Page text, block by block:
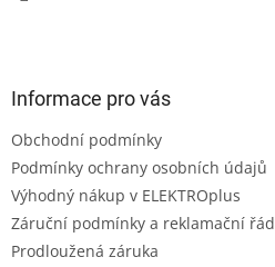
Informace pro vás
Obchodní podmínky
Podmínky ochrany osobních údajů
Výhodný nákup v ELEKTROplus
Záruční podmínky a reklamační řád
Prodloužená záruka